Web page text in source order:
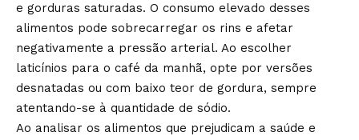
e gorduras saturadas. O consumo elevado desses
alimentos pode sobrecarregar os rins e afetar
negativamente a pressão arterial. Ao escolher
laticínios para o café da manhã, opte por versões
desnatadas ou com baixo teor de gordura, sempre
atentando-se à quantidade de sódio.
Ao analisar os alimentos que prejudicam a saúde e